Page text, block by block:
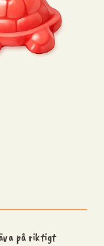
på riktigt